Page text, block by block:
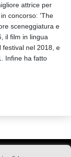
attrice per
concorso: 'The
sceneggiatura e
il film in lingua
festival nel 2018, e
Infine ha fatto